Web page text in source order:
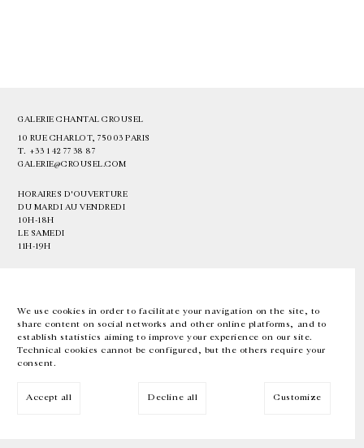
We use cookies in order to facilitate your navigation on the site, to
share content on social networks and other online platforms, and to
establish statistics aiming to improve your experience on our site.
Technical cookies cannot be configured, but the others require your
consent.
Accept all Decline all Customize
GALERIE CHANTAL CROUSEL
10 RUE CHARLOT, 75003 PARIS
T. +33 1 42 77 38 87
GALERIE@CROUSEL.COM
HORAIRES D'OUVERTURE
DU MARDI AU VENDREDI
10H-18H
LE SAMEDI
11H-19H
EN FR 中文 Facebook Instagram
Inscrivez-vous à notre newsletter